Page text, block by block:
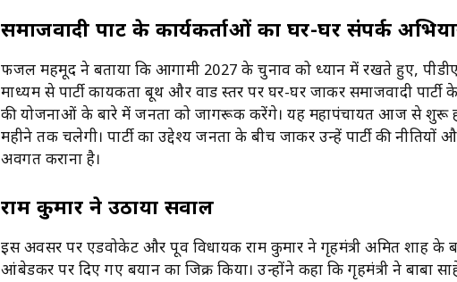
समाजवादी पार्टी के कार्यकर्ताओं का घर-घर संपर्क
फजल महमूद ने बताया कि आगामी 2027 के चुनाव को ध्यान में रखते हुए,
माध्यम से पार्टी कार्यकर्ता बूथ और वार्ड स्तर पर घर-घर जाकर समाजवादी
की योजनाओं के बारे में जनता को जागरूक करेंगे। यह महापंचायत आज से शुरू
महीने तक चलेगी। पार्टी का उद्देश्य जनता के बीच जाकर उन्हें पार्टी की
अवगत कराना है।
राम कुमार ने उठाया सवाल
इस अवसर पर एडवोकेट और पूर्व विधायक राम कुमार ने गृहमंत्री अमित शाह के
आंबेडकर पर दिए गए बयान का जिक्र किया। उन्होंने कहा कि गृहमंत्री ने बाबा